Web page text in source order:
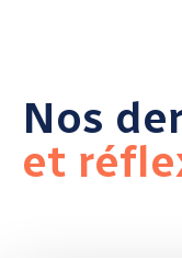
Nos
et